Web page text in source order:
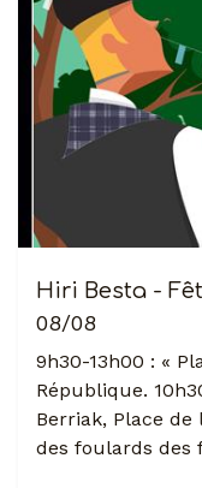
Hiri Besta -
08/08
9h30-13h00 : «
République.
Berriak, Place de
des foulards des